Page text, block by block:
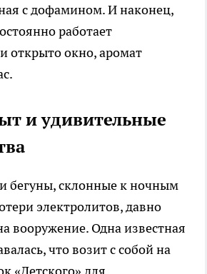
с дофамином. И наконец,
работает
открыто окно, аромат
и удивительные
бегуны, склонные к ночным
электролитов, давно
вооружение. Одна известная
что возит с собой на
«Детского» для